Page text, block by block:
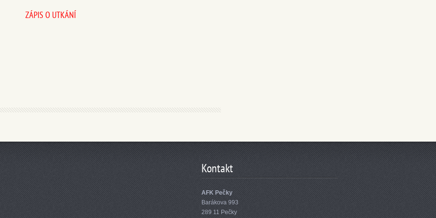
ZÁPIS O UTKÁNÍ
Kontakt
AFK Pečky
Barákova 993
289 11 Pečky